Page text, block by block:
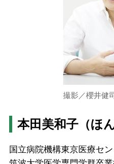
撮影／櫻井健
本田美和子（ほ
国立病院機構東京医療セ